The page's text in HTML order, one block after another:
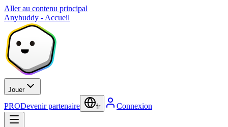
Aller au contenu principal
Anybuddy - Accueil
Jouer
PRODevenir partenaire fr Connexion